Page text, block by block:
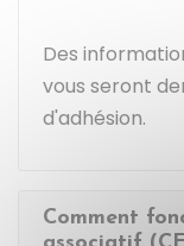
Des
vous seront
d'adhésion.
Comment